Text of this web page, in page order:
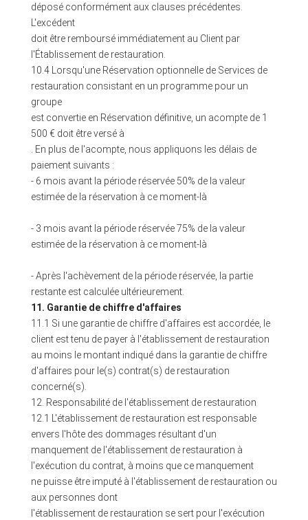
déposé conformément aux clauses précédentes.
L'excédent
doit être remboursé immédiatement au Client par
l'Établissement de restauration.
10.4 Lorsqu'une Réservation optionnelle de Services de
restauration consistant en un programme pour un
groupe
est convertie en Réservation définitive, un acompte de 1
500 € doit être versé à
. En plus de l'acompte, nous appliquons les délais de
paiement suivants :
- 6 mois avant la période réservée 50% de la valeur
estimée de la réservation à ce moment-là
- 3 mois avant la période réservée 75% de la valeur
estimée de la réservation à ce moment-là
- Après l'achèvement de la période réservée, la partie
restante est calculée ultérieurement.
11. Garantie de chiffre d'affaires
11.1 Si une garantie de chiffre d'affaires est accordée, le
client est tenu de payer à l'établissement de restauration
au moins le montant indiqué dans la garantie de chiffre
d'affaires pour le(s) contrat(s) de restauration
concerné(s).
12. Responsabilité de l'établissement de restauration
12.1 L'établissement de restauration est responsable
envers l'hôte des dommages résultant d'un
manquement de l'établissement de restauration à
l'exécution du contrat, à moins que ce manquement
ne puisse être imputé à l'établissement de restauration ou
aux personnes dont
l'établissement de restauration se sert pour l'exécution